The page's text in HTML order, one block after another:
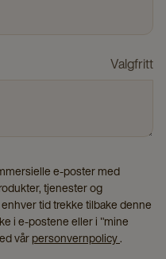
Valgfritt
e-poster med
tjenester og
tid trekke tilbake denne
i e-postene eller i "mine
vårpersonvernpolicy.